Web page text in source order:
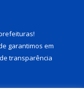
!
garantimos em
transparência